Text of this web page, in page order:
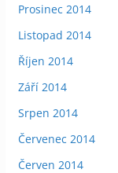
Prosinec 2014
Listopad 2014
Říjen 2014
Září 2014
Srpen 2014
Červenec 2014
Červen 2014